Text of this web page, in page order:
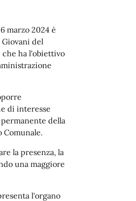
marzo 2024 è
del
che ha l'obiettivo
di interesse
della
la presenza, la
una maggiore
l'organo